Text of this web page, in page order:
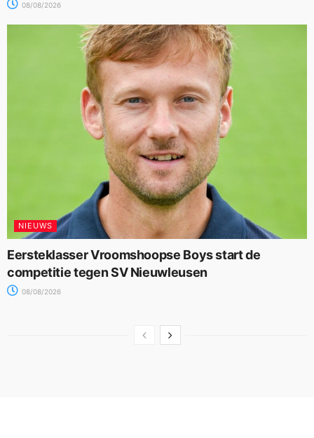
08/08/2026
NIEUWS
Eersteklasser Vroomshoopse Boys start de
competitie tegen SV Nieuwleusen
08/08/2026